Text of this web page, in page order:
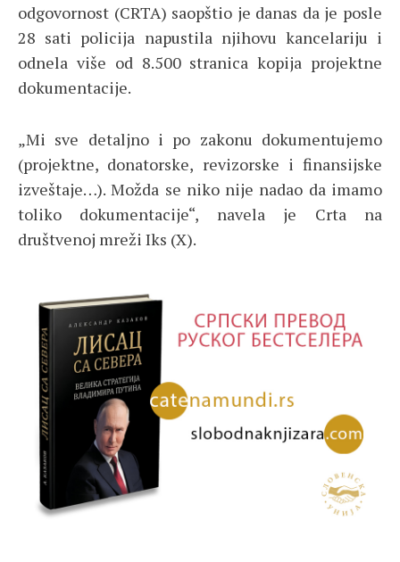
odgovornost (CRTA) saopštio je danas da je posle
28 sati policija napustila njihovu kancelariju i
odnela više od 8.500 stranica kopija projektne
dokumentacije.
„Mi sve detaljno i po zakonu dokumentujemo
(projektne, donatorske, revizorske i finansijske
izveštaje…). Možda se niko nije nadao da imamo
toliko dokumentacije“, navela je Crta na
društvenoj mreži Iks (X).